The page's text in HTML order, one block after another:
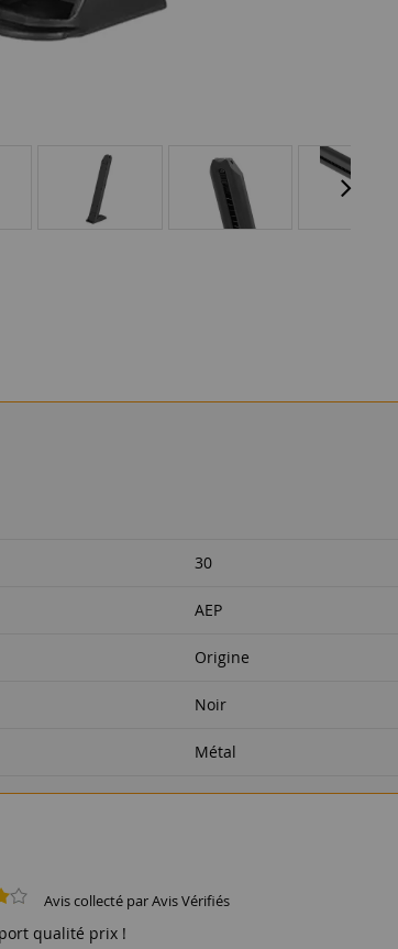
30
AEP
Origine
Noir
Métal
Avis collecté par Avis Vérifiés
qualité prix !